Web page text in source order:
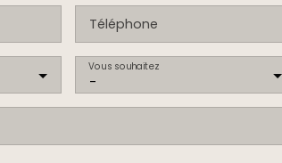
Téléphone
-
Vous souhaitez